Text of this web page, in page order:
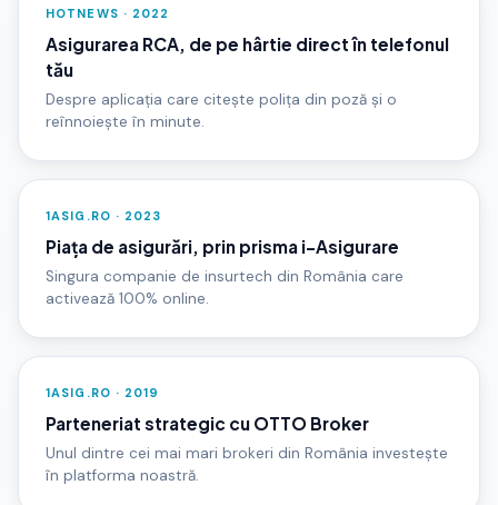
HOTNEWS · 2022
Asigurarea RCA, de pe hârtie direct în telefonul
tău
Despre aplicația care citește polița din poză și o
reînnoiește în minute.
1ASIG.RO · 2023
Piața de asigurări, prin prisma i-Asigurare
Singura companie de insurtech din România care
activează 100% online.
1ASIG.RO · 2019
Parteneriat strategic cu OTTO Broker
Unul dintre cei mai mari brokeri din România investește
în platforma noastră.